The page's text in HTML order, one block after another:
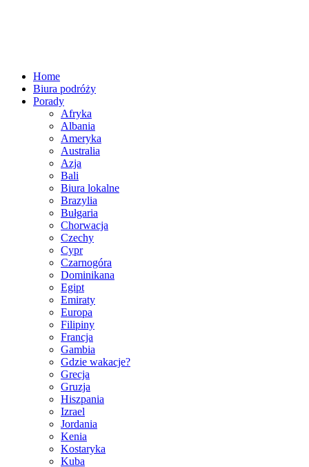
Home
Biura podróży
Porady
Afryka
Albania
Ameryka
Australia
Azja
Bali
Biura lokalne
Brazylia
Bułgaria
Chorwacja
Czechy
Cypr
Czarnogóra
Dominikana
Egipt
Emiraty
Europa
Filipiny
Francja
Gambia
Gdzie wakacje?
Grecja
Gruzja
Hiszpania
Izrael
Jordania
Kenia
Kostaryka
Kuba